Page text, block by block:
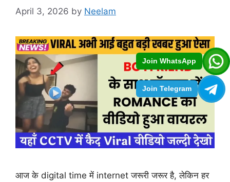
Join WhatsApp
Join Telegram
April 3, 2026 by Neelam
आज के digital time में internet जरूरी जरूर है, लेकिन हर